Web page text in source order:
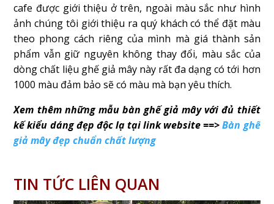
cafe được giới thiệu ở trên, ngoài màu sắc như hình
ảnh chúng tôi giới thiệu ra quý khách có thể đặt màu
theo phong cách riêng của mình mà giá thành sản
phẩm vẫn giữ nguyên không thay đổi, màu sắc của
dòng chất liệu ghế giả mây này rất đa dạng có tới hơn
1000 màu đảm bảo sẽ có màu mà bạn yêu thích.
Xem thêm những mẫu bàn ghế giả mây với đủ thiết
kế kiểu dáng đẹp độc lạ tại link website ==>Bàn ghế
giả mây đẹp chuẩn chất lượng
TIN TỨC LIÊN QUAN